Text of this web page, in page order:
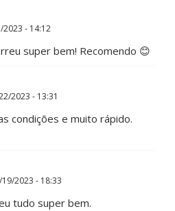
2023 - 14:12
super bem! Recomendo 😊
2023 - 13:31
condições e muito rápido.
2023 - 18:33
tudo super bem.